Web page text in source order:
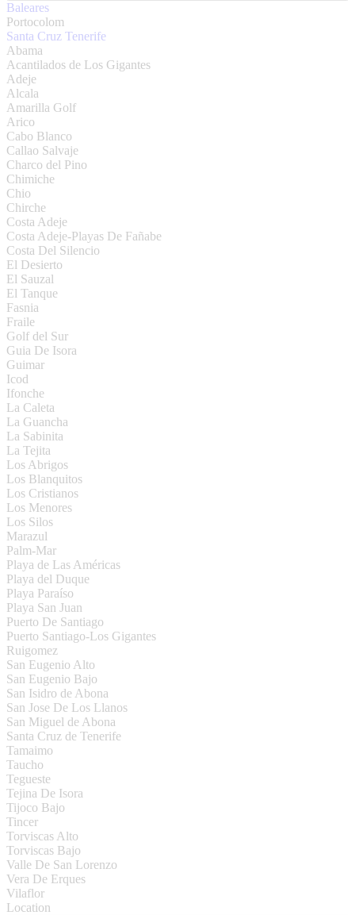
Baleares
Portocolom
Santa Cruz Tenerife
Abama
Acantilados de Los Gigantes
Adeje
Alcala
Amarilla Golf
Arico
Cabo Blanco
Callao Salvaje
Charco del Pino
Chimiche
Chio
Chirche
Costa Adeje
Costa Adeje-Playas De Fañabe
Costa Del Silencio
El Desierto
El Sauzal
El Tanque
Fasnia
Fraile
Golf del Sur
Guia De Isora
Guimar
Icod
Ifonche
La Caleta
La Guancha
La Sabinita
La Tejita
Los Abrigos
Los Blanquitos
Los Cristianos
Los Menores
Los Silos
Marazul
Palm-Mar
Playa de Las Américas
Playa del Duque
Playa Paraíso
Playa San Juan
Puerto De Santiago
Puerto Santiago-Los Gigantes
Ruigomez
San Eugenio Alto
San Eugenio Bajo
San Isidro de Abona
San Jose De Los Llanos
San Miguel de Abona
Santa Cruz de Tenerife
Tamaimo
Taucho
Tegueste
Tejina De Isora
Tijoco Bajo
Tincer
Torviscas Alto
Torviscas Bajo
Valle De San Lorenzo
Vera De Erques
Vilaflor
Location